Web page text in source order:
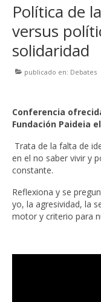
Política de
versus
solidaridad
publicado en: Debates
Conferencia
Fundación Paideia
Trata de la falta de
en el no saber vivir y
constante.
Reflexiona y se
yo, la agresividad, la
motor y criterio para